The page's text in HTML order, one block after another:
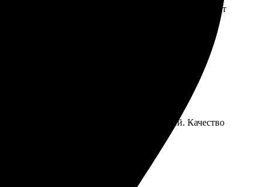
выглядит шикарно. Рекомендую всем, кто ценит
заказ. Доставка заняла всего пару дней. Качество